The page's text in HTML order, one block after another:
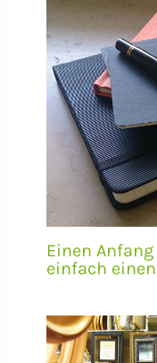
Einen
einfach